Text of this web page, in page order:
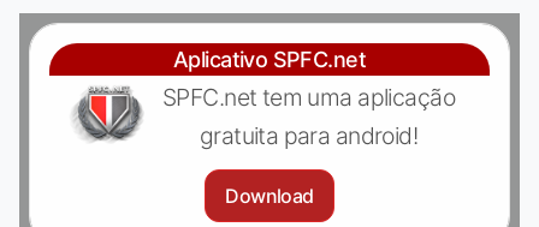
Aplicativo SPFC.net
SPFC.net tem uma aplicação
gratuita para android!
Download